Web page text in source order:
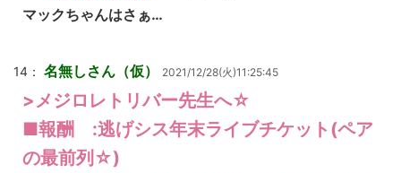
マックちゃんはさぁ…
14： 名無しさん（仮） 2021/12/28(火)11:25:45
>メジロレトリバー先生へ☆
■報酬 :逃げシス年末ライブチケット(ペア
の最前列☆)